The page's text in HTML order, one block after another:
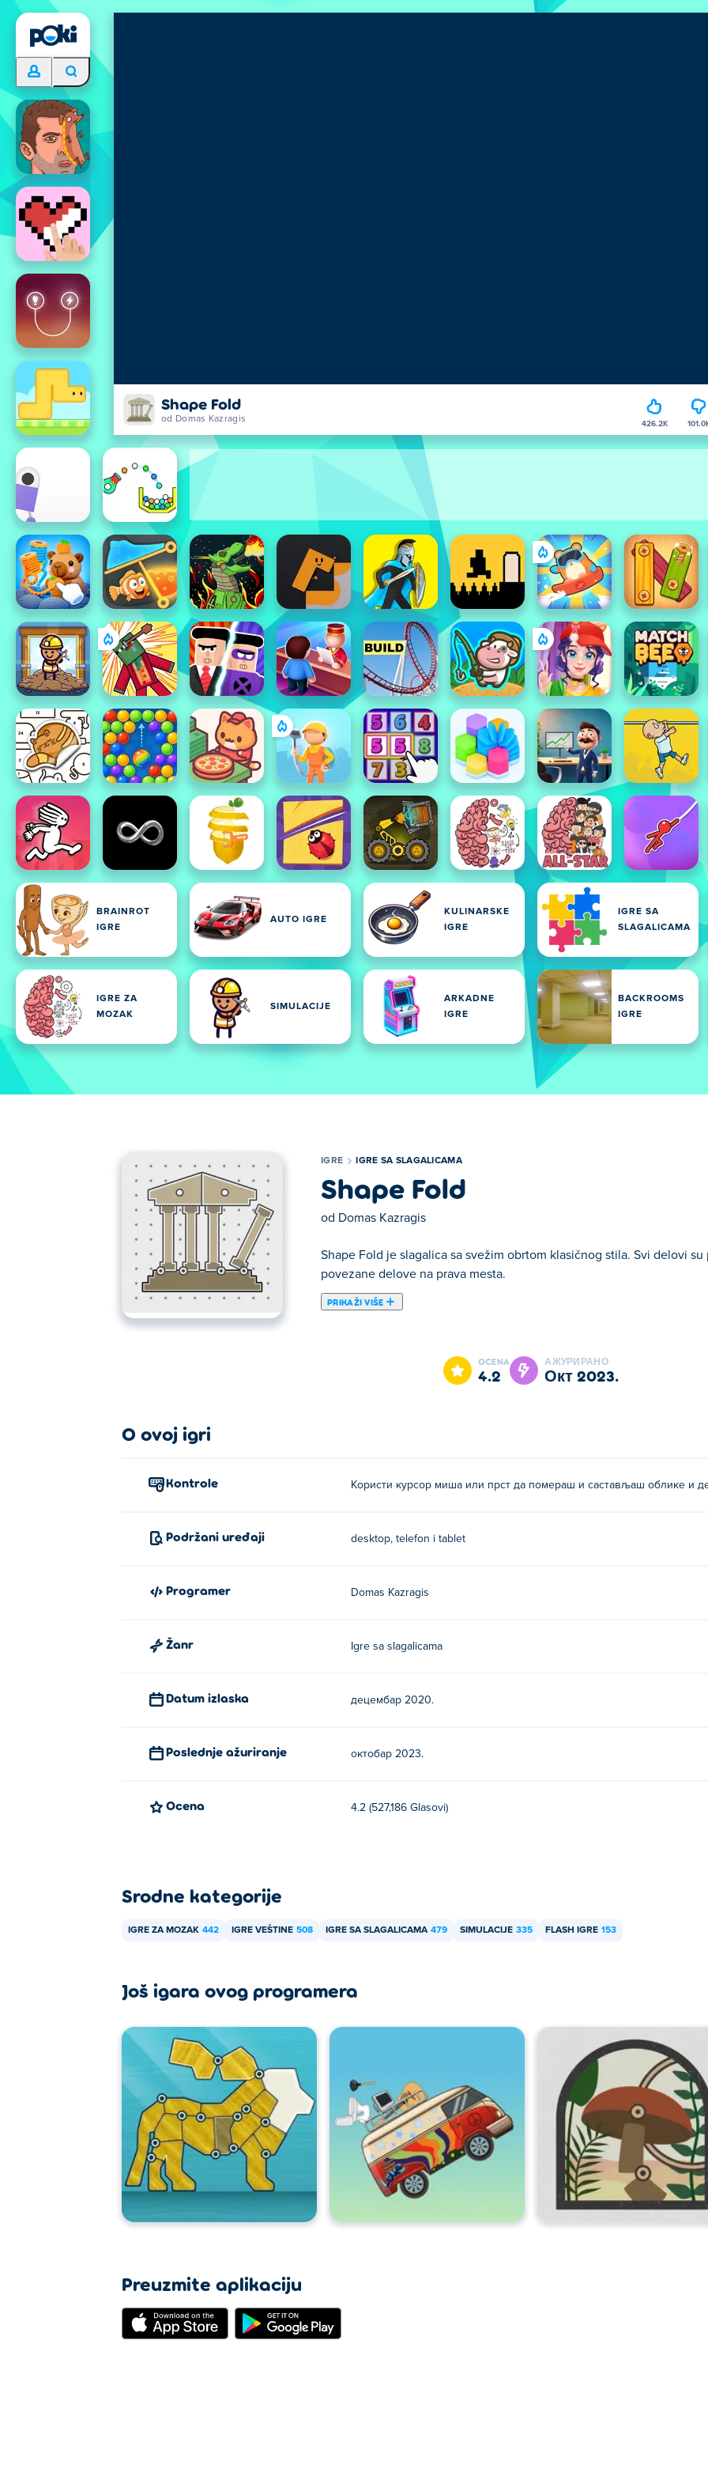
Shape Fold
od Domas Kazragis 426.2K
BRAINROT
IGRE
AUTO IGRE
KULINARSKE
IGRE
IGRE SA
SLAGALICAMA
IGRE ZA
MOZAK
SIMULACIJE
ARKADNE
IGRE
BACKROOMS
IGRE
IGRE IGRE SA SLAGALICAMA
Shape Fold
od Domas Kazragis
Shape Fold je slagalica sa svežim obrtom klasičnog stila. Svi delovi
povezane delove na prava mesta.
PRIKAŽI VIŠE
Ovde možete igrati Shape Fold. Shape Fold je jedan od naših odabranih Igre sa slagalicama.
OCENA
4.2
АЖУРИРАНО
окт 2023.
O ovoj igri
Kontrole Користи курсор миша или прст да помераш и састављаш облике и
Podržani uređaji desktop, telefon i tablet
Programer Domas Kazragis
Žanr Igre sa slagalicama
Datum izlaska децембар 2020.
Poslednje ažuriranje октобар 2023.
Ocena 4.2 (527,186 Glasovi)
Srodne kategorije
IGRE ZA MOZAK 442 IGRE VEŠTINE 508 IGRE SA SLAGALICAMA 479 SIMULACIJE 335 FLASH IGRE 153
Još igara ovog programera
Preuzmite aplikaciju